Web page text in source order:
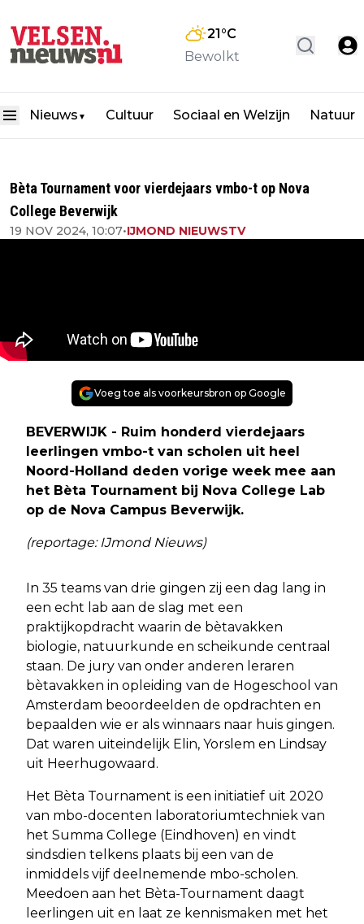
21 °C
Bewolkt
Nieuws ▼ Cultuur Sociaal en Welzijn Natuur
Bèta Tournament voor vierdejaars vmbo-t op Nova
College Beverwijk
19 NOV 2024, 10:07•IJMOND NIEUWSTV
Voeg toe als voorkeursbron op Google
BEVERWIJK - Ruim honderd vierdejaars
leerlingen vmbo-t van scholen uit heel
Noord-Holland deden vorige week mee aan
het Bèta Tournament bij Nova College Lab
op de Nova Campus Beverwijk.
(reportage: IJmond Nieuws)
In 35 teams van drie gingen zij een dag lang in
een echt lab aan de slag met een
praktijkopdracht waarin de bètavakken
biologie, natuurkunde en scheikunde centraal
staan. De jury van onder anderen leraren
bètavakken in opleiding van de Hogeschool van
Amsterdam beoordeelden de opdrachten en
bepaalden wie er als winnaars naar huis gingen.
Dat waren uiteindelijk Elin, Yorslem en Lindsay
uit Heerhugowaard.
Het Bèta Tournament is een initiatief uit 2020
van mbo-docenten laboratoriumtechniek van
het Summa College (Eindhoven) en vindt
sindsdien telkens plaats bij een van de
inmiddels vijf deelnemende mbo-scholen.
Meedoen aan het Bèta-Tournament daagt
leerlingen uit en laat ze kennismaken met het